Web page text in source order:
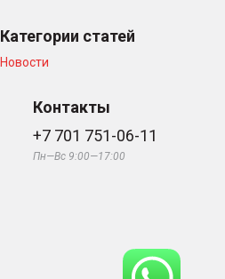
Категории статей
Новости
Контакты
+7 701 751-06-11
Пн—Вс 9:00—17:00